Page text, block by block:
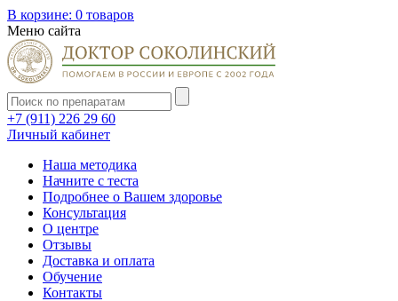
В корзине: 0 товаров
Меню сайта
+7 (911) 226 29 60
Личный кабинет
Наша методика
Начните с теста
Подробнее о Вашем здоровье
Консультация
О центре
Отзывы
Доставка и оплата
Обучение
Контакты